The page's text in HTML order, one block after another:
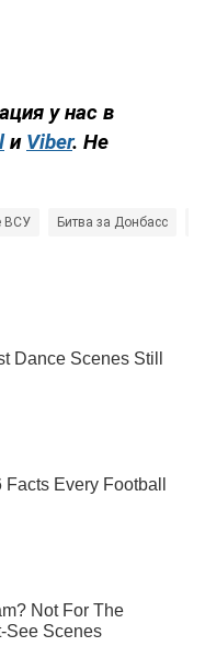
у нас в
и Viber. Не
ВСУ Битва за Донбасс